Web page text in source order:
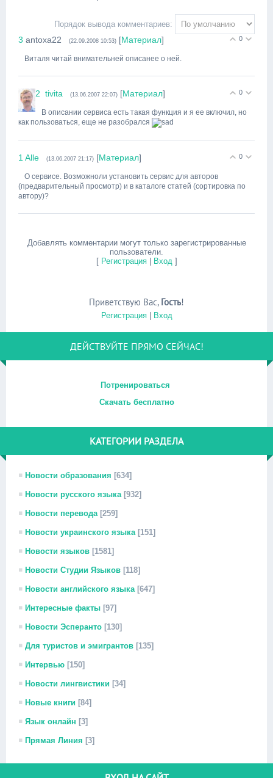
Порядок вывода комментариев:
0
3 antoxa22 (22.09.2008 10:53) [Материал]
Виталя читай внимательней описанее о ней.
0
2 tivita (13.06.2007 22:07) [Материал]
В описании сервиса есть такая функция и я ее включил, но
как пользоваться, еще не разобрался
0
1 Alle (13.06.2007 21:17) [Материал]
О сервисе. Возможноли установить сервис для авторов
(предварительный просмотр) и в каталоге статей (сортировка по
автору)?
Добавлять комментарии могут только зарегистрированные
пользователи.
[ Регистрация| Вход]
Приветствую Вас, Гость!
Регистрация| Вход
ДЕЙСТВУЙТЕ ПРЯМО СЕЙЧАС!
Потренироваться
Скачать бесплатно
КАТЕГОРИИ РАЗДЕЛА
Новости образования [634]
Новости русского языка [932]
Новости перевода [259]
Новости украинского языка [151]
Новости языков [1581]
Новости Студии Языков [118]
Новости английского языка [647]
Интересные факты [97]
Новости Эсперанто [130]
Для туристов и эмигрантов [135]
Интервью [150]
Новости лингвистики [34]
Новые книги [84]
Язык онлайн [3]
Прямая Линия [3]